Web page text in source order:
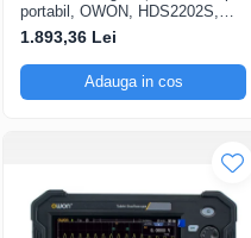
portabil, OWON, HDS2202S,
200mV-1kV, 200mA-
1.893,36 Lei
Adauga in cos